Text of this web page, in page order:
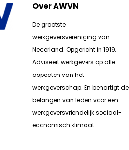
Over AWVN
De grootste
werkgeversvereniging van
Nederland. Opgericht in 1919.
Adviseert werkgevers op alle
aspecten van het
werkgeverschap. En behartigt de
belangen van leden voor een
werkgeversvriendelijk sociaal-
economisch klimaat.